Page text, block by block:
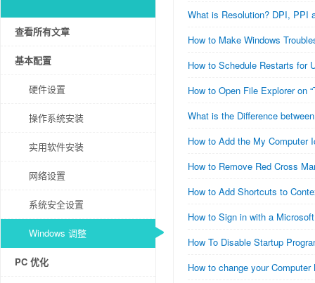
查看所有文章
基本配置
硬件设置
操作系统安装
实用软件安装
网络设置
系统安全设置
Windows 调整
PC 优化
What is Resolution? DPI, PPI
How to Make Windows
How to Schedule Restarts for
How to Open File Explorer on
What is the Difference
How to Add the My Computer
How to Remove Red Cross
How to Add Shortcuts to
How to Sign in with a
How To Disable Startup
How to change your Computer